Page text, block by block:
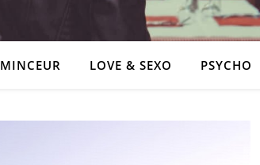
MINCEUR LOVE & SEXO PSYCHO